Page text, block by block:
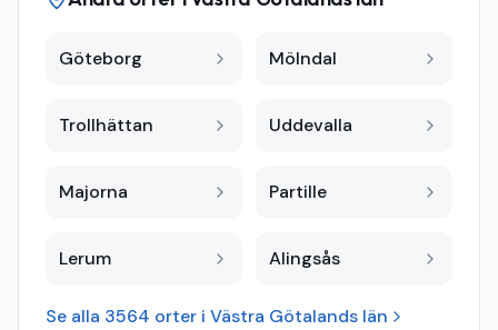
Göteborg Mölndal
Trollhättan Uddevalla
Majorna Partille
Lerum Alingsås
Se alla 3564 orter i Västra Götalands län